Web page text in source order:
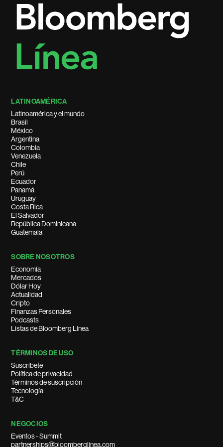
LATINOAMÉRICA
Latinoamérica y el mundo
Brasil
México
Argentina
Colombia
Venezuela
Chile
Perú
Ecuador
Panamá
Uruguay
Costa Rica
El Salvador
República Dominicana
Guatemala
SOBRE NOSOTROS
Economía
Mercados
Dólar Hoy
Actualidad
Cripto
Finanzas Personales
Podcasts
Listas de Bloomberg Línea
TÉRMINOS DE USO
Suscríbete
Política de privacidad
Términos de suscripción
Tecnología
T&C
NEGOCIOS
Eventos - Summit
partnerships@bloomberglinea.com